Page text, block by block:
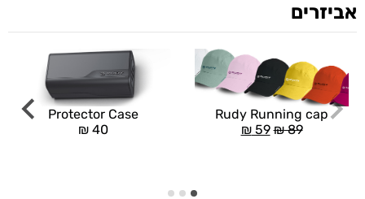
אביזרים
Rudy Running cap
₪89
₪59
Protector Case
₪ 40